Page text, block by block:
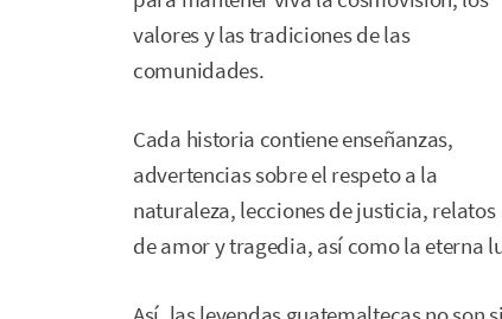
valores y las tradiciones de las
comunidades.
Cada historia contiene enseñanzas,
advertencias sobre el respeto a la
naturaleza, lecciones de justicia, relatos
de amor y tragedia, así como la eterna